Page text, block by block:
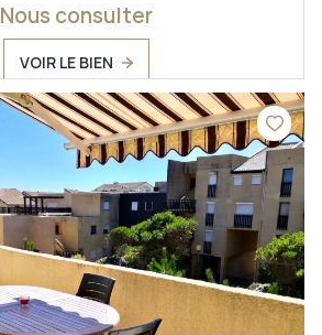
Nous consulter
VOIR LE BIEN